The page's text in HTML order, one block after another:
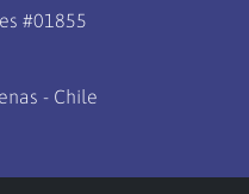
#01855
- Chile